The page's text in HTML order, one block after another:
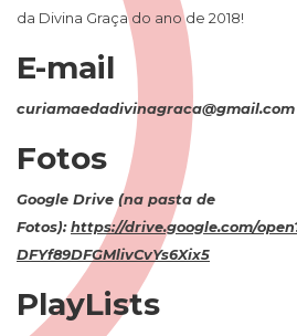
da Divina Graça do ano de 2018!
E-mail
curiamaedadivinagraca@gmail.com
Fotos
Google Drive (na pasta de
Fotos): https://drive.google.com/
DFYf89DFGMlivCvYs6Xix5
PlayLists